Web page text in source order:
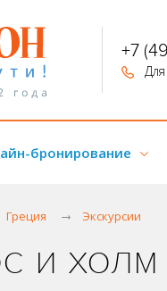
+7
бронирование
Греция Экскурсии
и